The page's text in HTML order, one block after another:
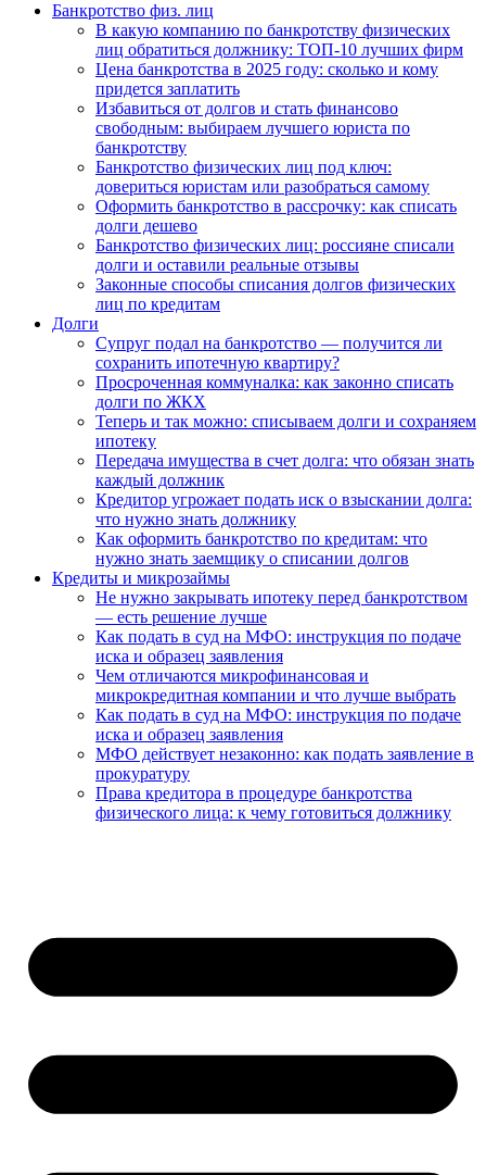
Банкротство физ. лиц
В какую компанию по банкротству физических
лиц обратиться должнику: ТОП-10 лучших фирм
Цена банкротства в 2025 году: сколько и кому
придется заплатить
Избавиться от долгов и стать финансово
свободным: выбираем лучшего юриста по
банкротству
Банкротство физических лиц под ключ:
довериться юристам или разобраться самому
Оформить банкротство в рассрочку: как списать
долги дешево
Банкротство физических лиц: россияне списали
долги и оставили реальные отзывы
Законные способы списания долгов физических
лиц по кредитам
Долги
Супруг подал на банкротство — получится ли
сохранить ипотечную квартиру?
Просроченная коммуналка: как законно списать
долги по ЖКХ
Теперь и так можно: списываем долги и сохраняем
ипотеку
Передача имущества в счет долга: что обязан знать
каждый должник
Кредитор угрожает подать иск о взыскании долга:
что нужно знать должнику
Как оформить банкротство по кредитам: что
нужно знать заемщику о списании долгов
Кредиты и микрозаймы
Не нужно закрывать ипотеку перед банкротством
— есть решение лучше
Как подать в суд на МФО: инструкция по подаче
иска и образец заявления
Чем отличаются микрофинансовая и
микрокредитная компании и что лучше выбрать
Как подать в суд на МФО: инструкция по подаче
иска и образец заявления
МФО действует незаконно: как подать заявление в
прокуратуру
Права кредитора в процедуре банкротства
физического лица: к чему готовиться должнику